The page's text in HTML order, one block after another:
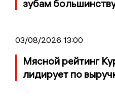
зубам
03/08/2026 13:00
Мясной рейтинг
лидирует по